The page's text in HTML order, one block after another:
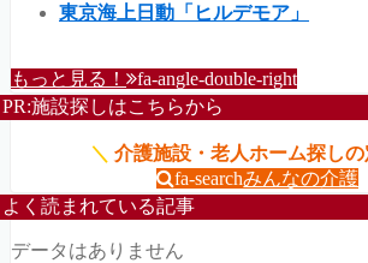
東京海上日動「ヒルデモア」
もっと見る！ fa-angle-double-right
PR:施設探しはこちらから
＼ 介護施設・老人ホーム探し
fa-searchみんなの介護
よく読まれている記事
データはありません